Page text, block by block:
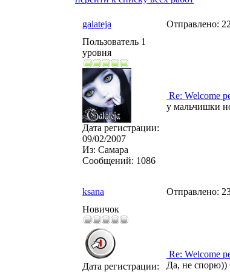
galateja Отправлено:
Пользователь 1
уровня
Дата регистрации:
09/02/2007
Из: Самара
Сообщений: 1086
Re: Welcome
у мальчишки
ksana Отправлено:
Новичок
Дата регистрации:
Re: Welcome
Да, не спорю))